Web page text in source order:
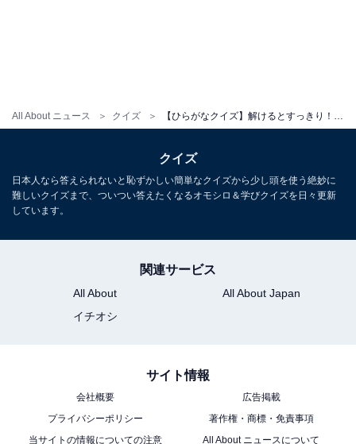
All About ニュース クイズ
クイズ
日本人なら答えられないと恥ずかしい簡単なクイズから少し頭を使う絶妙に
難しいクイズまで、ついつい答えたくなるオモシロ＆学びクイズを日々更新
しています。
関連サービス
All About
All About Japan
イチオシ
サイト情報
会社概要
広告掲載
プライバシーポリシー
著作権・商標・免責事項
当サイトの情報についての注意
All About ニュースについて